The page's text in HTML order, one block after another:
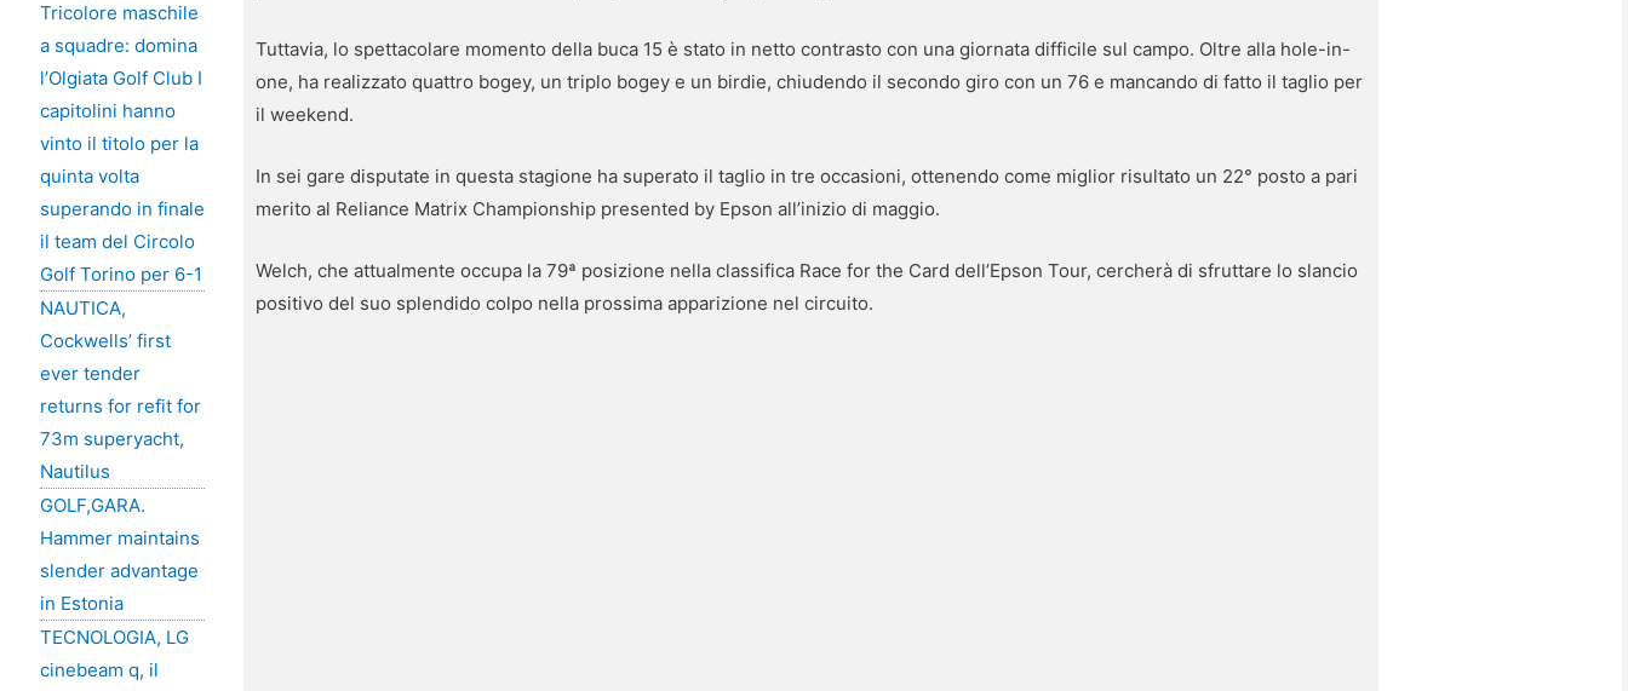
Tricolore maschile
a squadre: domina
l’Olgiata Golf Club I
capitolini hanno
vinto il titolo per la
quinta volta
superando in finale
il team del Circolo
Golf Torino per 6-1
NAUTICA,
Cockwells’ first
ever tender
returns for refit for
73m superyacht,
Nautilus
GOLF,GARA.
Hammer maintains
slender advantage
in Estonia
TECNOLOGIA, LG
cinebeam q, il
Tuttavia, lo spettacolare momento della buca 15 è stato in netto contrasto con una giornata difficile sul campo. Oltre alla hole-in-
one, ha realizzato quattro bogey, un triplo bogey e un birdie, chiudendo il secondo giro con un 76 e mancando di fatto il taglio per
il weekend.
In sei gare disputate in questa stagione ha superato il taglio in tre occasioni, ottenendo come miglior risultato un 22° posto a pari
merito al Reliance Matrix Championship presented by Epson all’inizio di maggio.
Welch, che attualmente occupa la 79ª posizione nella classifica Race for the Card dell’Epson Tour, cercherà di sfruttare lo slancio
positivo del suo splendido colpo nella prossima apparizione nel circuito.